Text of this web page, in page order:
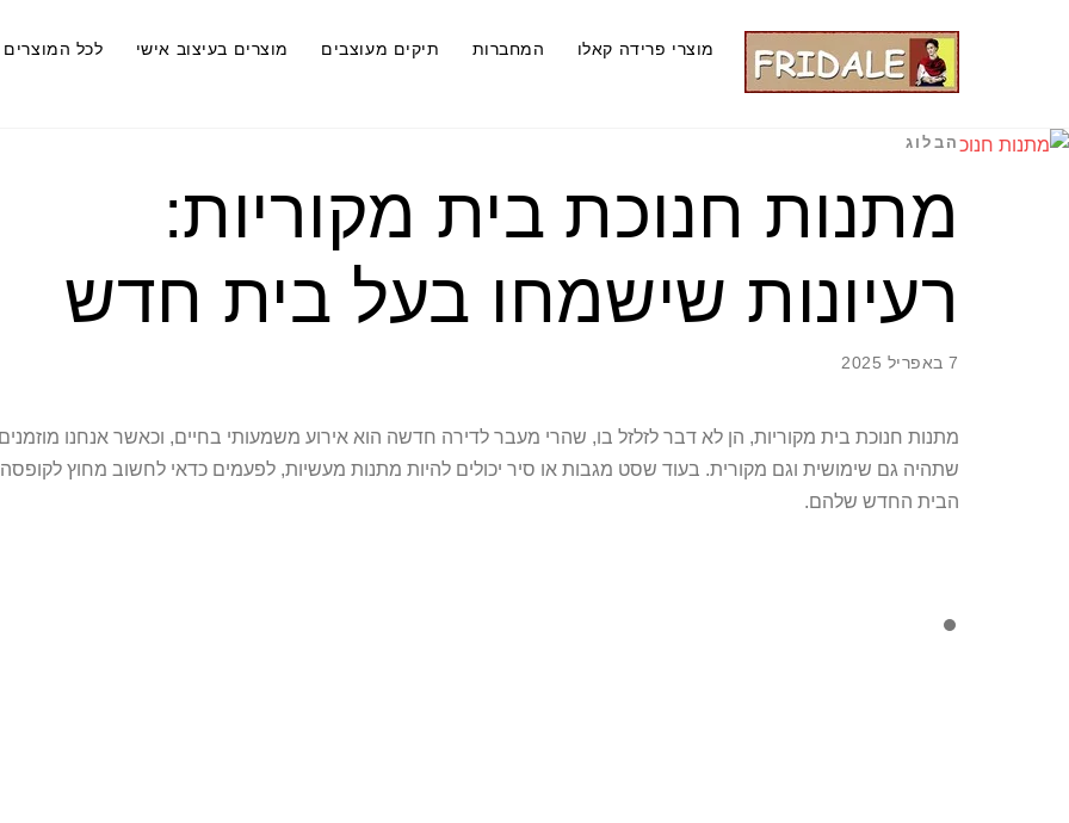
מוצרי פרידה קאלו המחברות תיקים מעוצבים מוצרים בעיצוב אישי לכל המוצרים
7 באפריל 2025
מתנות חנוכת בית מקוריות:
רעיונות שישמחו בעל בית חדש
הבלוג
מתנות חנוכת בית מקוריות, הן לא דבר לזלזל בו, שהרי מעבר לדירה חדשה הוא אירוע משמעותי בחיים, וכאשר אנחנו
שתהיה גם שימושית וגם מקורית. בעוד שסט מגבות או סיר יכולים להיות מתנות מעשיות, לפעמים כדאי לחשוב מחוץ
הבית החדש שלהם.